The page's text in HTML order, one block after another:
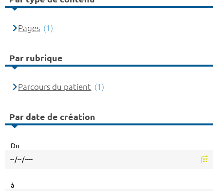
Pages (1)
Par rubrique
Parcours du patient (1)
Par date de création
Du
à